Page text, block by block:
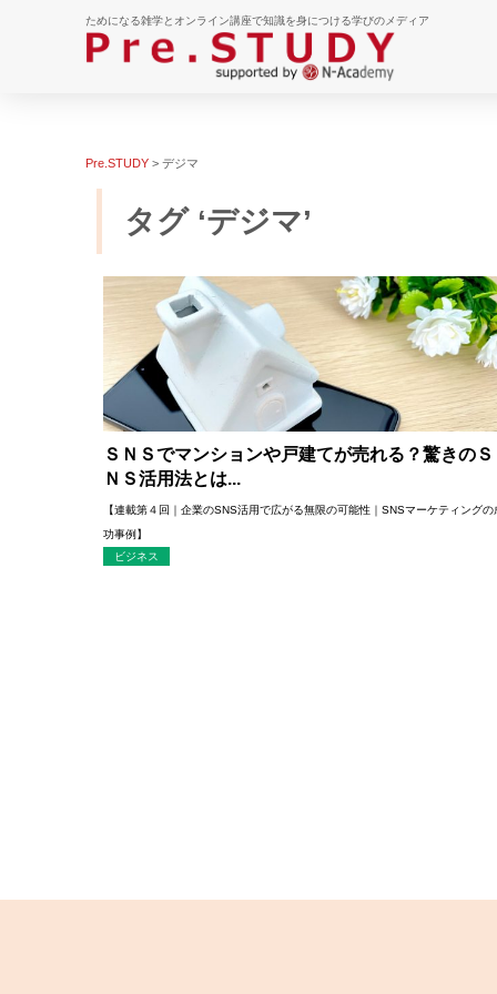
ためになる雑学とオンライン講座で知識を身につける学びのメディア
Pre.STUDY > デジマ
タグ ‘デジマ’
ＳＮＳでマンションや戸建てが売れる？驚きのＳ
ＮＳ活用法とは...
【連載第４回｜企業のSNS活用で広がる無限の可能性｜SNSマーケティングの
功事例】
ビジネス